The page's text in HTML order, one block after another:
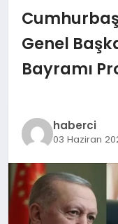
GÜNCEL
SAĞLIK
SIYASET
SPOR
Genel
Bayramı
haberci
03 Haziran